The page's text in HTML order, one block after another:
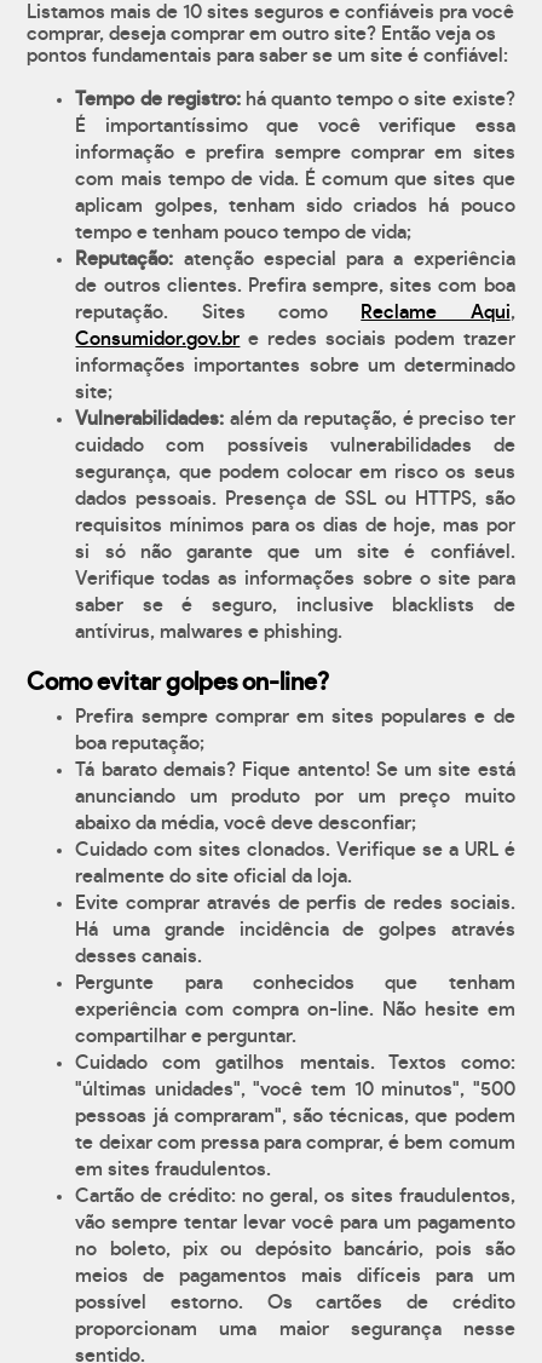
Listamos mais de 10 sites seguros e confiáveis pra você
comprar, deseja comprar em outro site? Então veja os
pontos fundamentais para saber se um site é confiável:
Tempo de registro:há quanto tempo o site existe?
É importantíssimo que você verifique essa
informação e prefira sempre comprar em sites
com mais tempo de vida. É comum que sites que
aplicam golpes, tenham sido criados há pouco
tempo e tenham pouco tempo de vida;
Reputação: atenção especial para a experiência
de outros clientes. Prefira sempre, sites com boa
reputação. Sites como
Reclame Aqui,
Consumidor.gov.br e redes sociais podem trazer
informações importantes sobre um determinado
site;
Vulnerabilidades: além da reputação, é preciso ter
cuidado com possíveis vulnerabilidades de
segurança, que podem colocar em risco os seus
dados pessoais. Presença de SSL ou HTTPS, são
requisitos mínimos para os dias de hoje, mas por
si só não garante que um site é confiável.
Verifique todas as informações sobre o site para
saber se é seguro, inclusive blacklists de
antívirus, malwares e phishing.
Como evitar golpes on-line?
Prefira sempre comprar em sites populares e de
boa reputação;
Tá barato demais? Fique antento! Se um site está
anunciando um produto por um preço muito
abaixo da média, você deve desconfiar;
Cuidado com sites clonados. Verifique se a URL é
realmente do site oficial da loja.
Evite comprar através de perfis de redes sociais.
Há uma grande incidência de golpes através
desses canais.
Pergunte para conhecidos que tenham
experiência com compra on-line. Não hesite em
compartilhar e perguntar.
Cuidado com gatilhos mentais. Textos como:
"últimas unidades", "você tem 10 minutos", "500
pessoas já compraram", são técnicas, que podem
te deixar com pressa para comprar, é bem comum
em sites fraudulentos.
Cartão de crédito: no geral, os sites fraudulentos,
vão sempre tentar levar você para um pagamento
no boleto, pix ou depósito bancário, pois são
meios de pagamentos mais difíceis para um
possível estorno. Os cartões de crédito
proporcionam uma maior segurança nesse
sentido.